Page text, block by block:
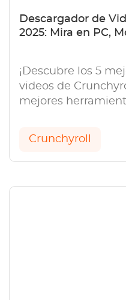
Descargador de
2025: Mira en PC,
¡Descubre los 5
videos de
mejores
Crunchyroll